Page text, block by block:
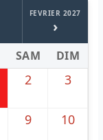
FEVRIER 2027
›
SAM DIM
2 3
9 10